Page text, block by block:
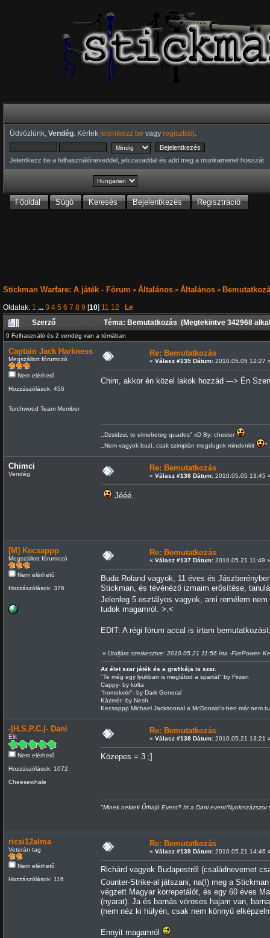
Üdvözlünk, Vendég. Kérlek jelentkezz be vagy regisztrálj
Jelentkezz be a felhasználóneveddel, jelszavaddal és add meg a munkamenet hosszát
Főoldal Súgó Keresés Bejelentkezés Regisztráció
Stickman Warfare: A játék - Fórum > Általános> Általános>
Oldalak: 1 ... 3 4 5 6 7 8 9 [10] 11 12
Le
Szerző
Téma: Bemutatkozás (Megtekintve 342968
0 Felhasználó és 2 vendég van a témában
Captain Jack Harkness
Megszállott fórumozó
Nem elérhető
Hozzászólások: 456
Torchwood Team Member
Re: Bemutatkozás
« Válasz #135 Dátum:2010.05.05 12:27
Chim, akkor én közel lakok hozzád ---> Én
,,Dzsidzsi, te elmebeteg quados" xD By: chester
,,Nem vagyok buzí, csak szimplán megdugok mindenkit
"
Chimci
Vendég
Re: Bemutatkozás
« Válasz #136 Dátum:2010.05.05 13:45
Jééé.
[M] Kecsappp
Megszállott fórumozó
Nem elérhető
Hozzászólások: 376
Re: Bemutatkozás
« Válasz #137 Dátum:2010.05.21 11:49 »
Buda Roland vagyok, 11 éves és
Stickman, és tévénéző izmaim erősítése,
Jelenleg 5.osztályos vagyok, ami remélem
tudok magamról. >.<
EDIT: A régi fórum accal is írtam
« Utoljára szerkesztve: 2010.05.21 11:56 írta -FirePower-
Az élet szar játék és a grafikája is szar.
"Te még egy lyukban is meglátod a spartát" by Firzen
Cappy- by kolta
"homokvér"- by Dark General
Kázmér- by Nesh
Kecsappp Michael Jacksonnal a McDonald's-ben már nem
-|H.S.P.C.|- Dani
Elit
Nem elérhető
Hozzászólások: 1072
Cheesewhale
Re: Bemutatkozás
« Válasz #138 Dátum:2010.05.21 13:21
Közepes = 3 ;]
"Minek nektek Űrhajó Event? Itt a Dani
ricsi12alma
Veterán tag
Nem elérhető
Hozzászólások: 116
Re: Bemutatkozás
« Válasz #139 Dátum:2010.05.21 14:46
Richárd vagyok Budapestről (családnevemet
Counter-Strike-al játszani, na(!) meg a
végzett Magyar korrepetálót, és egy 60 éves
(nyarat). Ja és barnás vöröses hajam van,
(nem néz ki hülyén, csak nem könnyű
Ennyit magamról